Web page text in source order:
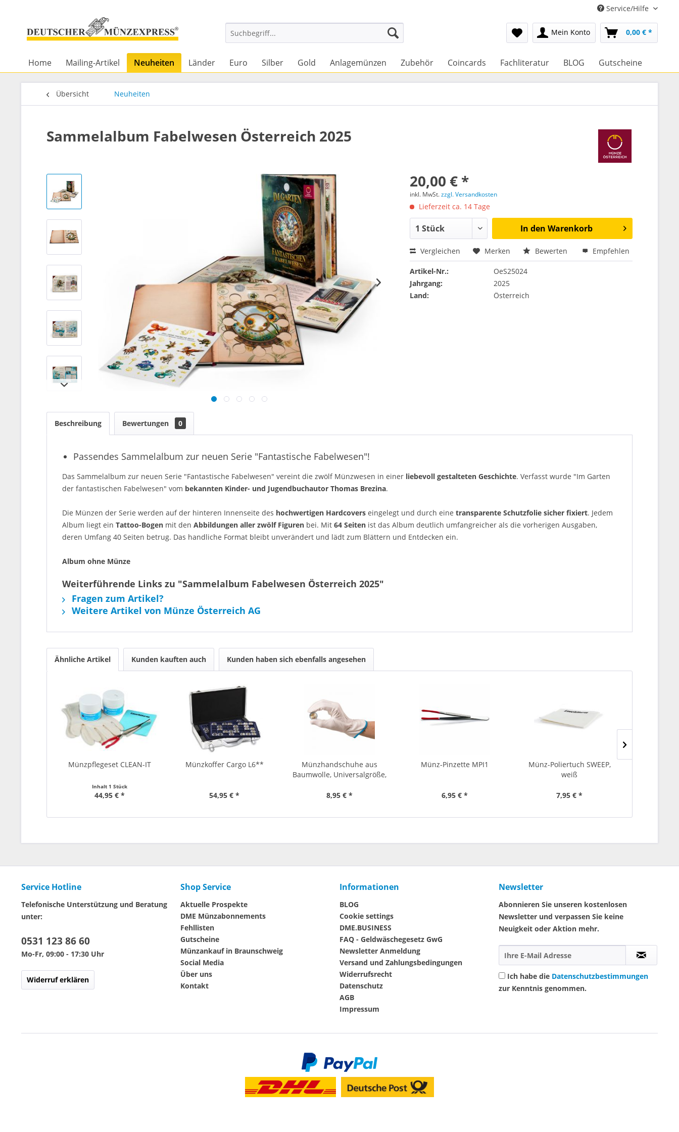
Service/Hilfe
Mein Konto 0,00 € *
Home Mailing-Artikel Neuheiten Länder Euro Silber Gold Anlagemünzen Zubehör Coincards Fachliteratur BLOG Gutscheine
Übersicht Neuheiten
Sammelalbum Fabelwesen Österreich 2025
20,00 € *
inkl. MwSt.zzgl. Versandkosten
Lieferzeit ca. 14 Tage
In den Warenkorb
Vergleichen Merken Bewerten Empfehlen
Artikel-Nr.:
OeS25024
Jahrgang:
2025
Land:
Österreich
Beschreibung Bewertungen 0
Passendes Sammelalbum zur neuen Serie "Fantastische Fabelwesen"!
Das Sammelalbum zur neuen Serie "Fantastische Fabelwesen" vereint die zwölf Münzwesen in einer liebevoll gestalteten Geschichte. Verfasst wurde "Im Garten
der fantastischen Fabelwesen" vom bekannten Kinder- und Jugendbuchautor Thomas Brezina.
Die Münzen der Serie werden auf der hinteren Innenseite des hochwertigen Hardcovers eingelegt und durch eine transparente Schutzfolie sicher fixiert. Jedem
Album liegt ein Tattoo-Bogen mit den Abbildungen aller zwölf Figuren bei. Mit 64 Seiten ist das Album deutlich umfangreicher als die vorherigen Ausgaben,
deren Umfang 40 Seiten betrug. Das handliche Format bleibt unverändert und lädt zum Blättern und Entdecken ein.
Album ohne Münze
Weiterführende Links zu "Sammelalbum Fabelwesen Österreich 2025"
Fragen zum Artikel?
Weitere Artikel von Münze Österreich AG
Ähnliche Artikel Kunden kauften auch Kunden haben sich ebenfalls angesehen
Münzpflegeset CLEAN-IT
Inhalt 1 Stück
44,95 € *
Münzkoffer Cargo L6**
54,95 € *
Münzhandschuhe aus
Baumwolle, Universalgröße,
8,95 € *
Münz-Pinzette MPI1
6,95 € *
Münz-Poliertuch SWEEP,
weiß
7,95 € *
Service Hotline
Telefonische Unterstützung und Beratung
unter:
0531 123 86 60
Mo-Fr, 09:00 - 17:30 Uhr
Widerruf erklären
Shop Service
Aktuelle Prospekte
DME Münzabonnements
Fehllisten
Gutscheine
Münzankauf in Braunschweig
Social Media
Über uns
Kontakt
Informationen
BLOG
Cookie settings
DME.BUSINESS
FAQ - Geldwäschegesetz GwG
Newsletter Anmeldung
Versand und Zahlungsbedingungen
Widerrufsrecht
Datenschutz
AGB
Impressum
Newsletter
Abonnieren Sie unseren kostenlosen
Newsletter und verpassen Sie keine
Neuigkeit oder Aktion mehr.
Ich habe die Datenschutzbestimmungen
zur Kenntnis genommen.